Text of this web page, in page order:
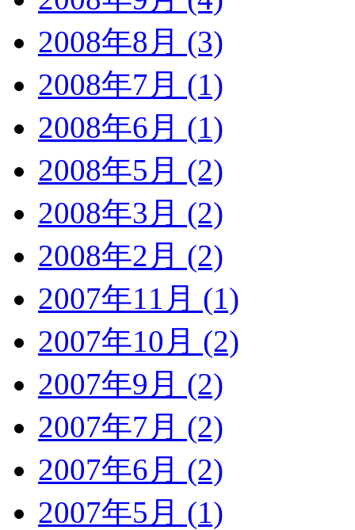
2008年8月 (3)
2008年7月 (1)
2008年6月 (1)
2008年5月 (2)
2008年3月 (2)
2008年2月 (2)
2007年11月 (1)
2007年10月 (2)
2007年9月 (2)
2007年7月 (2)
2007年6月 (2)
2007年5月 (1)